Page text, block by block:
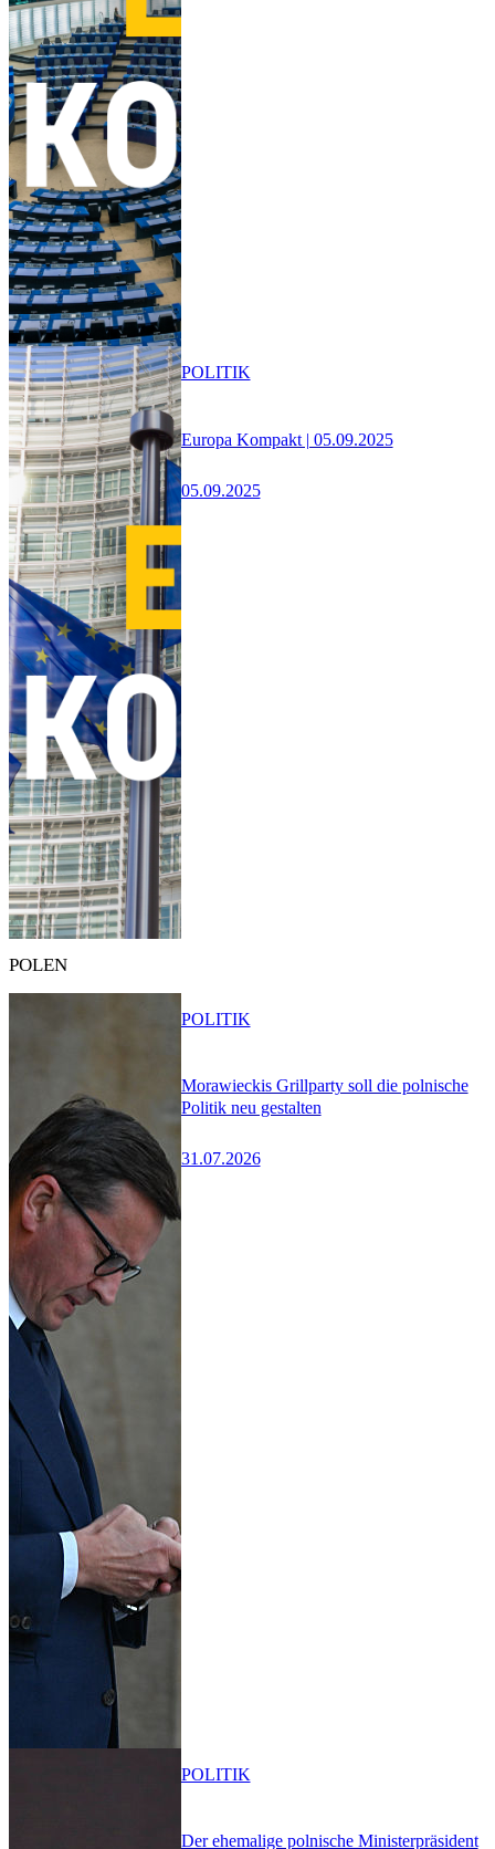
Europa Kompakt | 05.09.2025
05.09.2025
POLITIK
POLEN
Morawieckis Grillparty soll die polnische
Politik neu gestalten
31.07.2026
POLITIK
Der ehemalige polnische Ministerpräsident
POLITIK